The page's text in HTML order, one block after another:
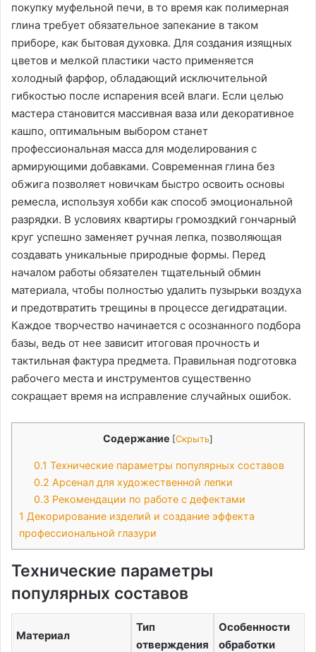
покупку муфельной печи, в то время как полимерная
глина требует обязательное запекание в таком
приборе, как бытовая духовка. Для создания изящных
цветов и мелкой пластики часто применяется
холодный фарфор, обладающий исключительной
гибкостью после испарения всей влаги. Если целью
мастера становится массивная ваза или декоративное
кашпо, оптимальным выбором станет
профессиональная масса для моделирования с
армирующими добавками. Современная глина без
обжига позволяет новичкам быстро освоить основы
ремесла, используя хобби как способ эмоциональной
разрядки. В условиях квартиры громоздкий гончарный
круг успешно заменяет ручная лепка, позволяющая
создавать уникальные природные формы. Перед
началом работы обязателен тщательный обмин
материала, чтобы полностью удалить пузырьки воздуха
и предотвратить трещины в процессе дегидратации.
Каждое творчество начинается с осознанного подбора
базы, ведь от нее зависит итоговая прочность и
тактильная фактура предмета. Правильная подготовка
рабочего места и инструментов существенно
сокращает время на исправление случайных ошибок.
Содержание [Скрыть]
0.1 Технические параметры популярных составов
0.2 Арсенал для художественной лепки
0.3 Рекомендации по работе с дефектами
1 Декорирование изделий и создание эффекта
профессиональной глазури
Технические параметры
популярных составов
Материал
Тип
отверждения
Особенности
обработки